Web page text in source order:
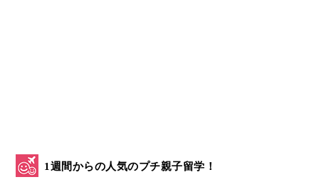
1週間からの人気のプチ親子留学！